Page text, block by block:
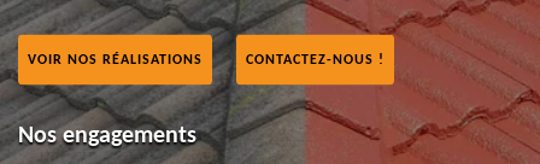
VOIR NOS RÉALISATIONS CONTACTEZ-NOUS !
Nos engagements